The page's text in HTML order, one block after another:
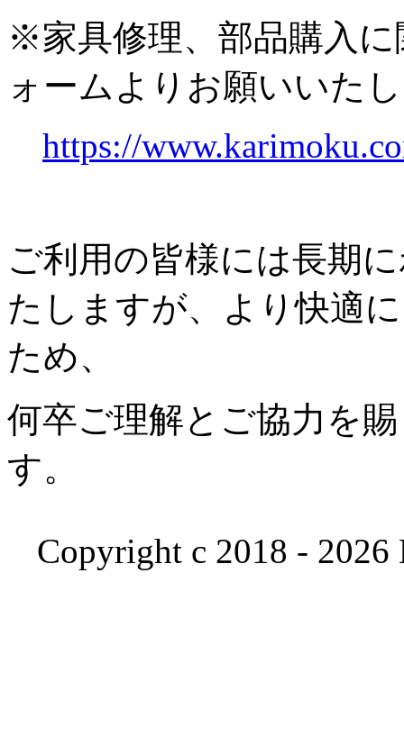
※家具修理、部品購入
ォームよりお願いいた
https://
ご利用の皆様には長期
たしますが、より快適
ため、
何卒ご理解とご協力を
す。
Copyright c 2018 -